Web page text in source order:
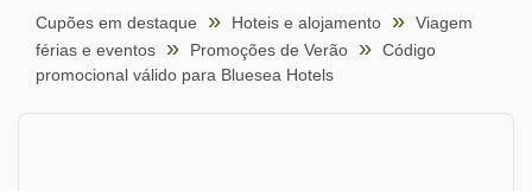
Cupões em destaque Hoteis e alojamento
Viagem
férias e eventos
Promoções de Verão
Código
promocional válido para Bluesea Hotels